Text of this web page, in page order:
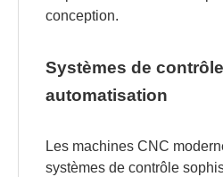
conception.
Systèmes de
automatisation
Les machines CNC
systèmes de contrôle